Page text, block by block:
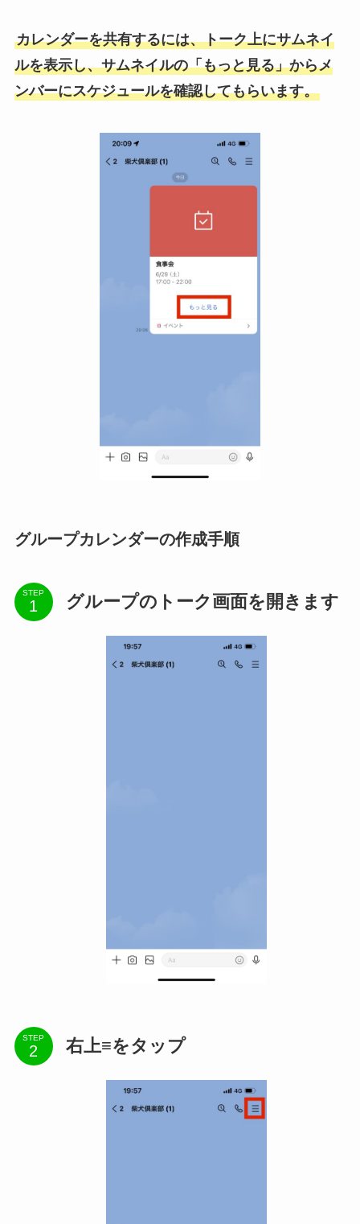
カレンダーを共有するには、トーク上にサムネイ
ルを表示し、サムネイルの「もっと見る」からメ
ンバーにスケジュールを確認してもらいます。
グループカレンダーの作成手順
STEP グループのトーク画面を開きます
STEP 右上≡をタップ